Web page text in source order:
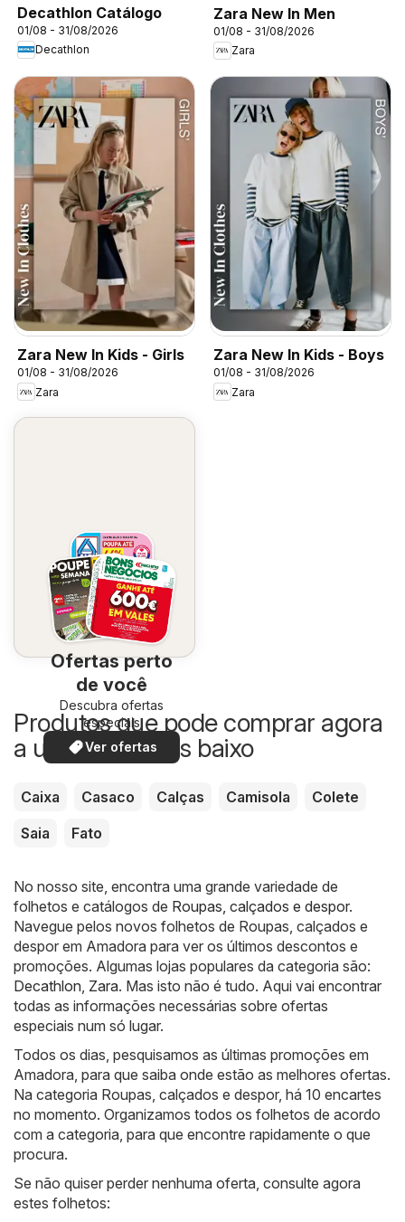
Decathlon Catálogo
01/08 - 31/08/2026
Decathlon
Zara New In Men
01/08 - 31/08/2026
Zara
Zara New In Kids - Girls
01/08 - 31/08/2026
Zara
Zara New In Kids - Boys
01/08 - 31/08/2026
Zara
Ofertas perto
de você
Descubra ofertas
especiais
Ver ofertas
Produtos que pode comprar agora
a um preço mais baixo
Caixa Casaco Calças Camisola
Colete
Saia
Fato
No nosso site, encontra uma grande variedade de
folhetos e catálogos de Roupas, calçados e despor.
Navegue pelos novos folhetos de Roupas, calçados e
despor em Amadora para ver os últimos descontos e
promoções. Algumas lojas populares da categoria são:
Decathlon, Zara. Mas isto não é tudo. Aqui vai encontrar
todas as informações necessárias sobre ofertas
especiais num só lugar.
Todos os dias, pesquisamos as últimas promoções em
Amadora, para que saiba onde estão as melhores ofertas.
Na categoria Roupas, calçados e despor, há 10 encartes
no momento. Organizamos todos os folhetos de acordo
com a categoria, para que encontre rapidamente o que
procura.
Se não quiser perder nenhuma oferta, consulte agora
estes folhetos: